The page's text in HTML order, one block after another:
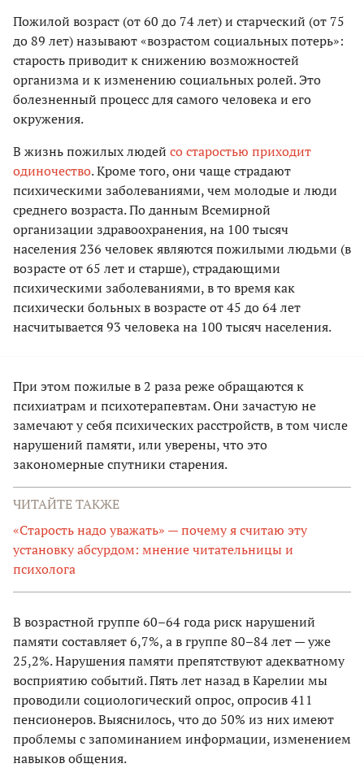
Пожилой возраст (от 60 до 74 лет) и старческий (от 75
до 89 лет) называют «возрастом социальных потерь»:
старость приводит к снижению возможностей
организма и к изменению социальных ролей. Это
болезненный процесс для самого человека и его
окружения.
В жизнь пожилых людей со старостью приходит
одиночество. Кроме того, они чаще страдают
психическими заболеваниями, чем молодые и люди
среднего возраста. По данным Всемирной
организации здравоохранения, на 100 тысяч
населения 236 человек являются пожилыми людьми (в
возрасте от 65 лет и старше), страдающими
психическими заболеваниями, в то время как
психически больных в возрасте от 45 до 64 лет
насчитывается 93 человека на 100 тысяч населения.
При этом пожилые в 2 раза реже обращаются к
психиатрам и психотерапевтам. Они зачастую не
замечают у себя психических расстройств, в том числе
нарушений памяти, или уверены, что это
закономерные спутники старения.
ЧИТАЙТЕ ТАКЖЕ
«Старость надо уважать» — почему я считаю эту
установку абсурдом: мнение читательницы и
психолога
В возрастной группе 60–64 года риск нарушений
памяти составляет 6,7%, а в группе 80–84 лет — уже
25,2%. Нарушения памяти препятствуют адекватному
восприятию событий. Пять лет назад в Карелии мы
проводили социологический опрос, опросив 411
пенсионеров. Выяснилось, что до 50% из них имеют
проблемы с запоминанием информации, изменением
навыков общения.